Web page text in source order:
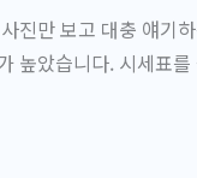
진만 보고 대충 얘기
높았습니다. 시세표